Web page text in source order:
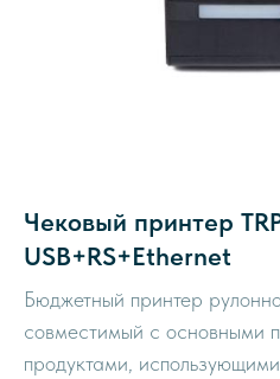
Чековый принтер
USB+RS+Ethernet
Бюджетный принтер
совместимый с основными
продуктами,